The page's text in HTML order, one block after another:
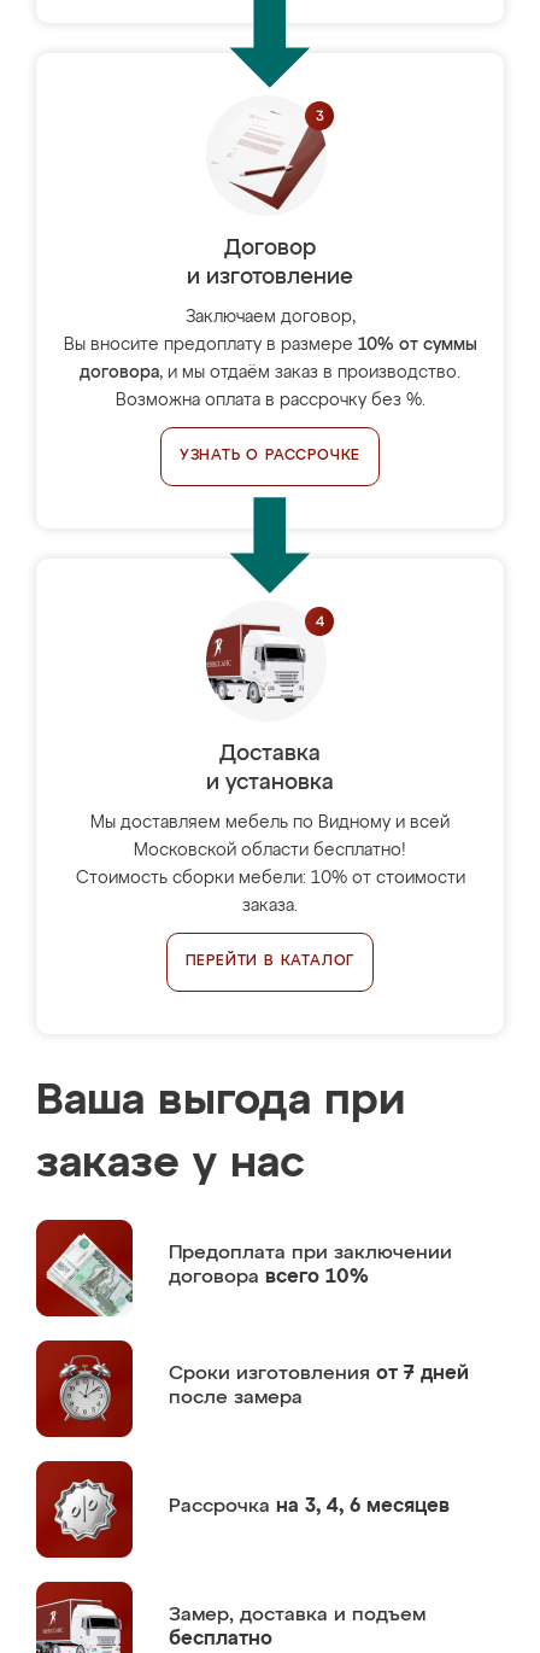
Договор
и изготовление
Заключаем договор,
Вы вносите предоплату в размере 10% от суммы
договора, и мы отдаём заказ в производство.
Возможна оплата в рассрочку без %.
УЗНАТЬ О РАССРОЧКЕ
Доставка
и установка
Мы доставляем мебель по Видному и всей
Московской области бесплатно!
Стоимость сборки мебели: 10% от стоимости
заказа.
ПЕРЕЙТИ В КАТАЛОГ
Ваша выгода при
заказе у нас
Предоплата при заключении
договора всего 10%
Сроки изготовления от 7 дней
после замера
Рассрочка на 3, 4, 6 месяцев
Замер, доставка и подъем
бесплатно